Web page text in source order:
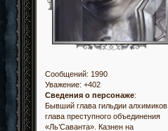
Сообщений: 1990
Уважение: +402
Сведения о персонаже:
Бывший глава гильдии алхимиков,
глава преступного объединения
«Ль’Саванта». Казнен на